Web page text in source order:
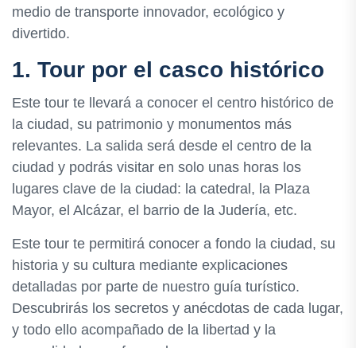
medio de transporte innovador, ecológico y
divertido.
1. Tour por el casco histórico
Este tour te llevará a conocer el centro histórico de
la ciudad, su patrimonio y monumentos más
relevantes. La salida será desde el centro de la
ciudad y podrás visitar en solo unas horas los
lugares clave de la ciudad: la catedral, la Plaza
Mayor, el Alcázar, el barrio de la Judería, etc.
Este tour te permitirá conocer a fondo la ciudad, su
historia y su cultura mediante explicaciones
detalladas por parte de nuestro guía turístico.
Descubrirás los secretos y anécdotas de cada lugar,
y todo ello acompañado de la libertad y la